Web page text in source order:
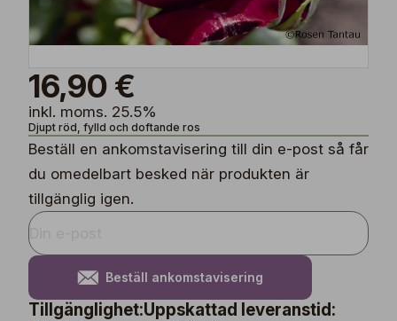
16,90 €
inkl. moms. 25.5%
Djupt röd, fylld och doftande ros
Beställ en ankomstavisering till din e-post så får
du omedelbart besked när produkten är
tillgänglig igen.
Beställ ankomstavisering
Tillgänglighet:Uppskattad leveranstid: